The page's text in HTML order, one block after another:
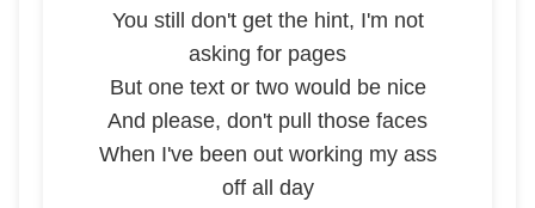
You still don't get the hint, I'm not
asking for pages
But one text or two would be nice
And please, don't pull those faces
When I've been out working my ass
off all day